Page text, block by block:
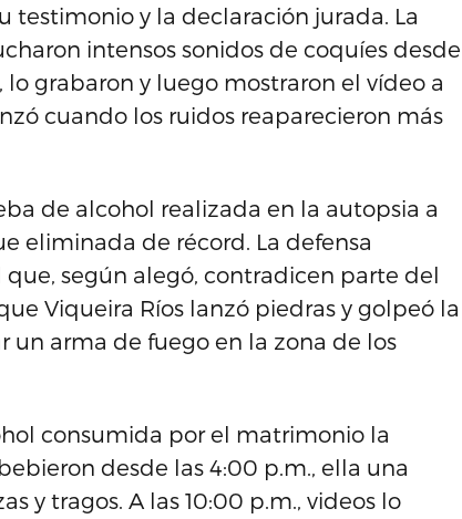
testimonio y la declaración jurada. La
intensos sonidos de coquíes desde
grabaron y luego mostraron el vídeo a
cuando los ruidos reaparecieron más
de alcohol realizada en la autopsia a
eliminada de récord. La defensa
según alegó, contradicen parte del
Viqueira Ríos lanzó piedras y golpeó la
un arma de fuego en la zona de los
consumida por el matrimonio la
desde las 4:00 p.m., ella una
y tragos. A las 10:00 p.m., videos lo